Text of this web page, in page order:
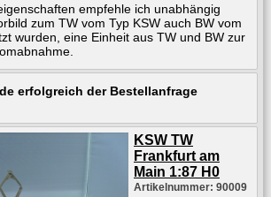
empfehle ich unabhängig
zum TW vom Typ KSW auch BW vom
wurden, eine Einheit aus TW und BW zur
erfolgreich der Bestellanfrage
KSW TW
Frankfurt am
Main 1:87 H0
Artikelnummer: 90009